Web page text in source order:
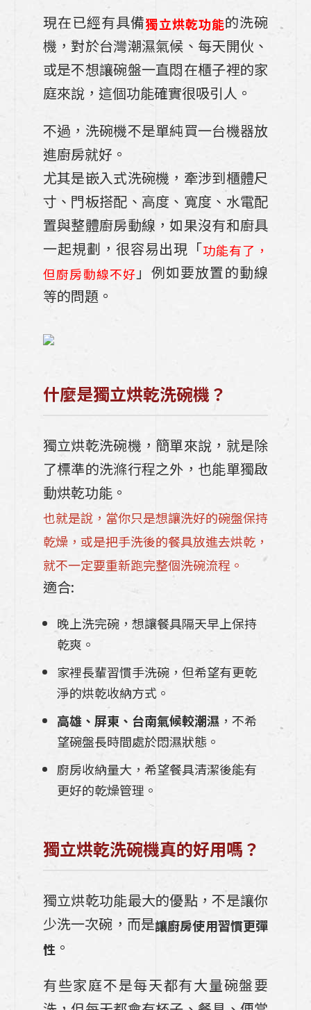
作差在哪裡?系統櫃設計如何進行室內裝
潢？
《Takara Standard日式廚具》lemure
系列有什麼特別?特色分析一次看
家案例分析如何抓預算與實施的眉角！
《室內裝潢完工照案例分析》：小坪數裝潢
風格這最夯! 13坪的客餐廳及中島廚房設計
要點解析
《20年老屋翻修+室內裝潢》：高雄廚具博
登如何為年輕人開啟未來20年的居住機會
挑選廚房壁板的五個關鍵因素你最在乎哪一
日式廚具Takara廚具240公分一字型收納
【日本Takara 琺瑯廚具】什麼是琺瑯??琺
瑯廚具好用嗎?會破嗎?購買前需要注意什
麼?
Takara廚具一字型中島廚房規劃，看完這
篇一次到位
五個提升辦公室效率的高雄系統櫃設計收納
技巧
【六招幫助您搶救泡水傢俱及地板】重拾健
康舒適的居家環境
三個指南把「北歐風廚房」做的有質感
現在已經有具備獨立烘乾功能的洗碗
機，對於台灣潮濕氣候、每天開伙、
或是不想讓碗盤一直悶在櫃子裡的家
庭來說，這個功能確實很吸引人。
不過，洗碗機不是單純買一台機器放
進廚房就好。
尤其是嵌入式洗碗機，牽涉到櫃體尺
寸、門板搭配、高度、寬度、水電配
置與整體廚房動線，如果沒有和廚具
一起規劃，很容易出現「功能有了，
但廚房動線不好」例如要放置的動線
等的問題。
什麼是獨立烘乾洗碗機？
獨立烘乾洗碗機，簡單來說，就是除
了標準的洗滌行程之外，也能單獨啟
動烘乾功能。
也就是說，當你只是想讓洗好的碗盤保持
乾燥，或是把手洗後的餐具放進去烘乾，
就不一定要重新跑完整個洗碗流程。
適合:
晚上洗完碗，想讓餐具隔天早上保持
乾爽。
家裡長輩習慣手洗碗，但希望有更乾
淨的烘乾收納方式。
高雄、屏東、台南氣候較潮濕，不希
望碗盤長時間處於悶濕狀態。
廚房收納量大，希望餐具清潔後能有
更好的乾燥管理。
獨立烘乾洗碗機真的好用嗎？
獨立烘乾功能最大的優點，不是讓你
少洗一次碗，而是讓廚房使用習慣更彈
性 。
有些家庭不是每天都有大量碗盤要